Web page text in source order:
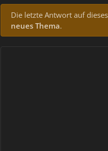
Die letzte Antwort auf
neues Thema.